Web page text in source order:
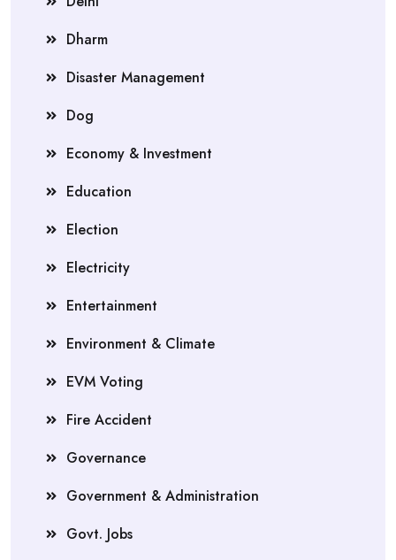
Dharm
Disaster Management
Dog
Economy & Investment
Education
Election
Electricity
Entertainment
Environment & Climate
EVM Voting
Fire Accident
Governance
Government & Administration
Govt. Jobs